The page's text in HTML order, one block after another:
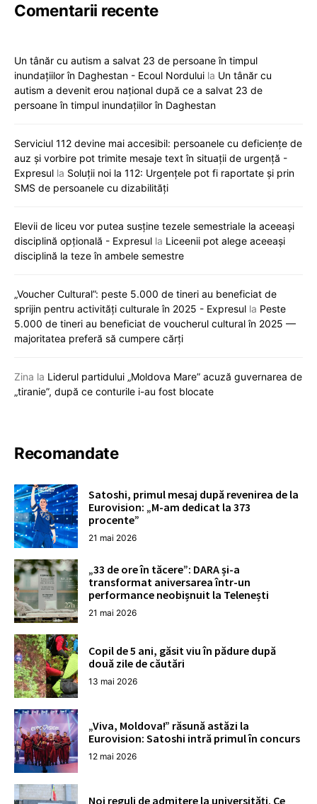
Comentarii recente
Un tânăr cu autism a salvat 23 de persoane în timpul
inundațiilor în Daghestan - Ecoul Nordului la Un tânăr cu
autism a devenit erou național după ce a salvat 23 de
persoane în timpul inundațiilor în Daghestan
Serviciul 112 devine mai accesibil: persoanele cu deficiențe de
auz și vorbire pot trimite mesaje text în situații de urgență -
Expresul la Soluții noi la 112: Urgențele pot fi raportate și prin
SMS de persoanele cu dizabilități
Elevii de liceu vor putea susține tezele semestriale la aceeași
disciplină opțională - Expresul la Liceenii pot alege aceeași
disciplină la teze în ambele semestre
„Voucher Cultural”: peste 5.000 de tineri au beneficiat de
sprijin pentru activități culturale în 2025 - Expresul la Peste
5.000 de tineri au beneficiat de voucherul cultural în 2025 —
majoritatea preferă să cumpere cărți
Zina la Liderul partidului „Moldova Mare” acuză guvernarea de
„tiranie”, după ce conturile i-au fost blocate
Recomandate
Satoshi, primul mesaj după revenirea de la
Eurovision: „M-am dedicat la 373
procente”
21 mai 2026
„33 de ore în tăcere”: DARA și-a
transformat aniversarea într-un
performance neobișnuit la Telenești
21 mai 2026
Copil de 5 ani, găsit viu în pădure după
două zile de căutări
13 mai 2026
„Viva, Moldova!” răsună astăzi la
Eurovision: Satoshi intră primul în concurs
12 mai 2026
Noi reguli de admitere la universități. Ce